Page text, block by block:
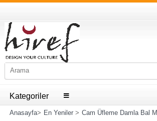
Kategoriler
Anasayfa> En Yeniler> Cam Üfleme Damla Bal M